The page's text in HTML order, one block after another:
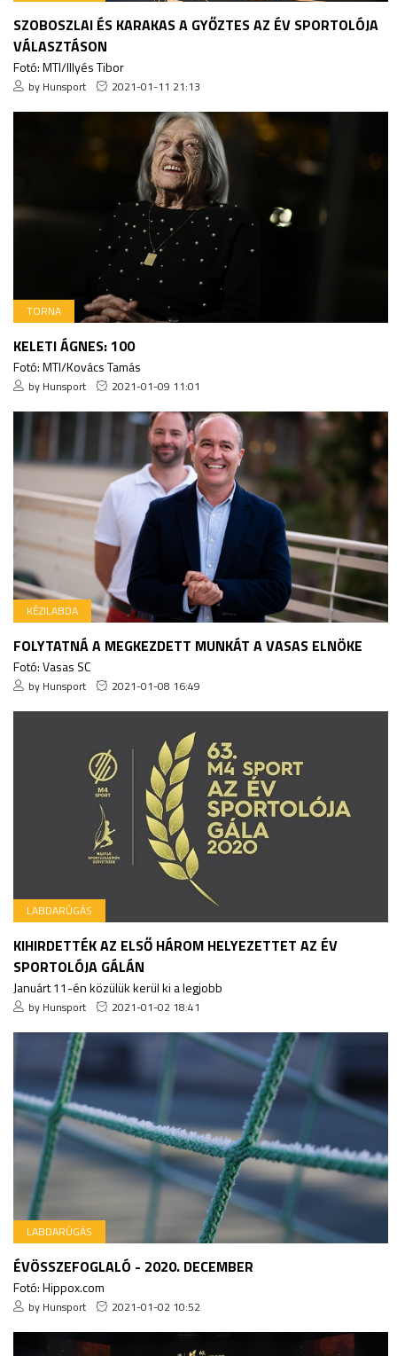
SZOBOSZLAI ÉS KARAKAS A GYŐZTES AZ ÉV SPORTOLÓJA
VÁLASZTÁSON
Fotó: MTI/Illyés Tibor
by Hunsport 2021-01-11 21:13
TORNA
KELETI ÁGNES: 100
Fotó: MTI/Kovács Tamás
by Hunsport 2021-01-09 11:01
KÉZILABDA
FOLYTATNÁ A MEGKEZDETT MUNKÁT A VASAS ELNÖKE
Fotó: Vasas SC
by Hunsport 2021-01-08 16:49
LABDARÚGÁS
KIHIRDETTÉK AZ ELSŐ HÁROM HELYEZETTET AZ ÉV
SPORTOLÓJA GÁLÁN
Januárt 11-én közülük kerül ki a legjobb
by Hunsport 2021-01-02 18:41
LABDARÚGÁS
ÉVÖSSZEFOGLALÓ - 2020. DECEMBER
Fotó: Hippox.com
by Hunsport 2021-01-02 10:52